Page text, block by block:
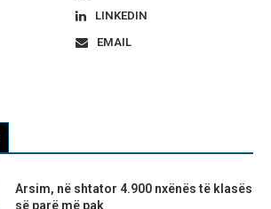
LINKEDIN
EMAIL
Arsim, në shtator 4.900 nxënës të klasës
së parë më pak